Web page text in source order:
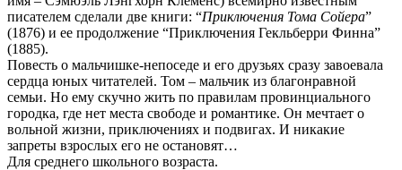
писателем сделали две книги: “Приключения Тома Сойера”
(1876) и ее продолжение “Приключения Гекльберри Финна”
(1885).
Повесть о мальчишке-непоседе и его друзьях сразу завоевала
сердца юных читателей. Том – мальчик из благонравной
семьи. Но ему скучно жить по правилам провинциального
городка, где нет места свободе и романтике. Он мечтает о
вольной жизни, приключениях и подвигах. И никакие
запреты взрослых его не остановят…
Для среднего школьного возраста.